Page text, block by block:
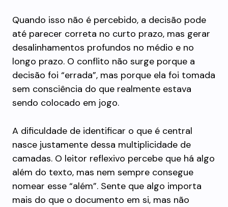
Quando isso não é percebido, a decisão pode
até parecer correta no curto prazo, mas gerar
desalinhamentos profundos no médio e no
longo prazo. O conflito não surge porque a
decisão foi “errada”, mas porque ela foi tomada
sem consciência do que realmente estava
sendo colocado em jogo.
A dificuldade de identificar o que é central
nasce justamente dessa multiplicidade de
camadas. O leitor reflexivo percebe que há algo
além do texto, mas nem sempre consegue
nomear esse “além”. Sente que algo importa
mais do que o documento em si, mas não